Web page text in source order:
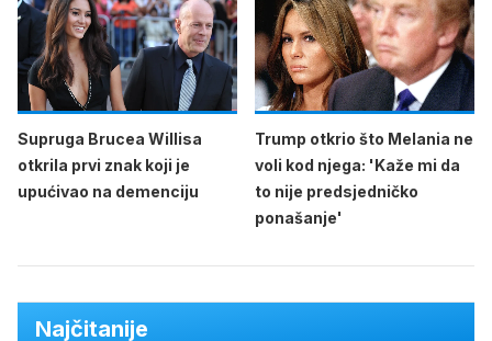
Supruga Brucea Willisa
otkrila prvi znak koji je
upućivao na demenciju
Trump otkrio što Melania ne
voli kod njega: 'Kaže mi da
to nije predsjedničko
ponašanje'
Najčitanije